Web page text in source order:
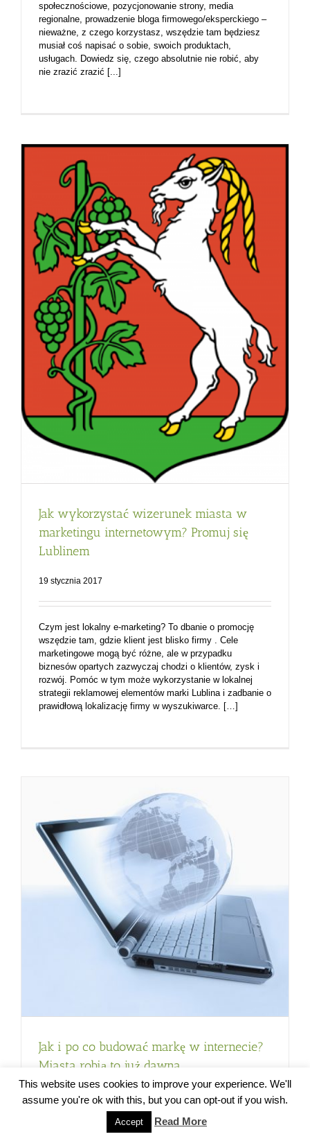
społecznościowe, pozycjonowanie strony, media
regionalne, prowadzenie bloga firmowego/eksperckiego –
nieważne, z czego korzystasz, wszędzie tam będziesz
musiał coś napisać o sobie, swoich produktach,
usługach. Dowiedz się, czego absolutnie nie robić, aby
nie zrazić zrazić [...]
Jak wykorzystać wizerunek miasta w
marketingu internetowym? Promuj się
Lublinem
19 stycznia 2017
Czym jest lokalny e-marketing? To dbanie o promocję
wszędzie tam, gdzie klient jest blisko firmy . Cele
marketingowe mogą być różne, ale w przypadku
biznesów opartych zazwyczaj chodzi o klientów, zysk i
rozwój. Pomóc w tym może wykorzystanie w lokalnej
strategii reklamowej elementów marki Lublina i zadbanie o
prawidłową lokalizację firmy w wyszukiwarce. […]
Jak i po co budować markę w internecie?
Miasta robią to już dawna
19 stycznia 2017
This website uses cookies to improve your experience. We'll
assume you're ok with this, but you can opt-out if you wish.
Accept Read More